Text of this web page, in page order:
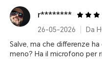
r********
26-05-2026
Da
Salve, ma che differenze
meno? Ha il microfono per